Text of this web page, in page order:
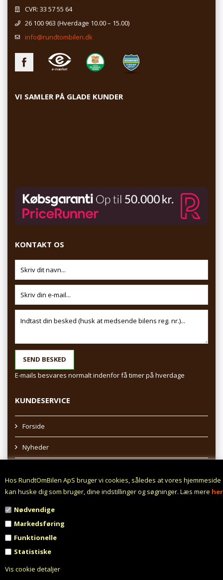
Hos RundtOmBilen ApS bruger vi cookies, således at vores hjemmeside
kan huske dig som bruger, dine indstillinger og søgninger. Læs mere her
Nødvendige
Markedsføring
Funktionelle
Statistiske
Vis cookie detaljer
CVR: 33 57 55 64
26 100 963 (Hverdage 10.00 – 15.00)
info@rundtombilen.dk
VI SAMLER PÅ GLADE KUNDER
KONTAKT OS
E-mails besvares normalt indenfor få timer på hverdage
KUNDESERVICE
Forside
Nyheder
Afhentning af varer
Profil
Fortrydelsesret
Fortryd aftale